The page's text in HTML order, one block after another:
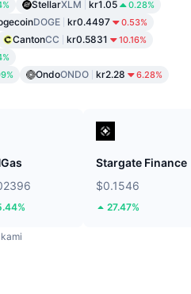
StellarXLM kr1.05 0.28%
DOGE kr0.4497 0.53%
CantonCC kr0.5831 10.16%
OndoONDO kr2.28 6.28%
Stargate Finance
$0.1546
27.47%